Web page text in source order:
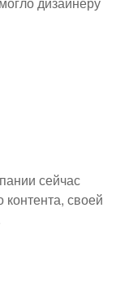
сейчас
своей